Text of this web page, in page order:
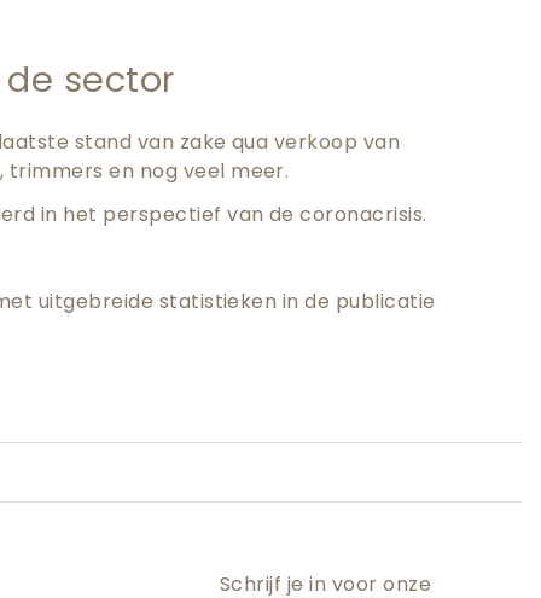
sector
stand van zake qua verkoop van
trimmers en nog veel meer.
in het perspectief van de coronacrisis.
uitgebreide statistieken in de publicatie
Schrijf je in voor onze